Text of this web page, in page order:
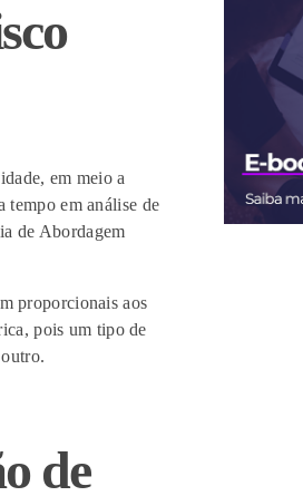
, em meio a
tempo em análise de
de Abordagem
proporcionais aos
, pois um tipo de
.
de